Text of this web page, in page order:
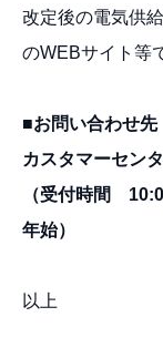
改定後の電気供
のWEBサイト等
■お問い合わせ先
カスタマーセン
（受付時間
年始）
以上